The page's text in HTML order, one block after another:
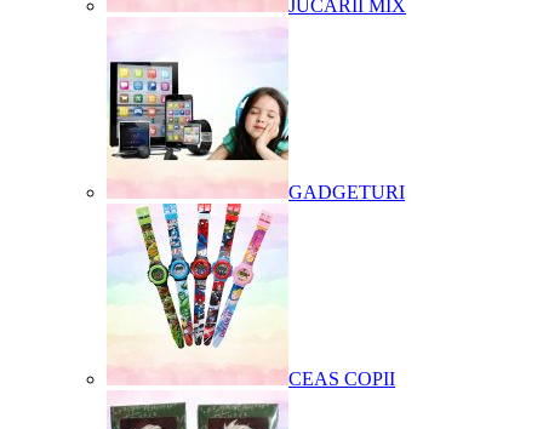
JUCARII MIX
GADGETURI
CEAS COPII